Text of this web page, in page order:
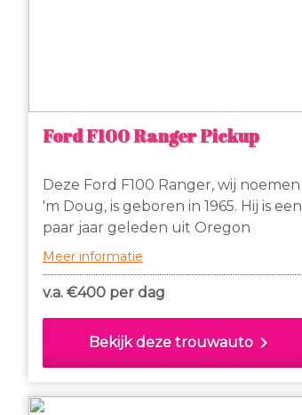
Ford F100 Ranger Pickup
Deze Ford F100 Ranger, wij noemen
'm Doug, is geboren in 1965. Hij is een
paar jaar geleden uit Oregon
hierheen gekomen. Geheel originele
witte two tone kleurstelling,
Doug heeft een prachtig klinkende
V8 met een automaat en rijdt
Meer informatie
v.a. €400 per dag
Bekijk deze trouwautochevron_right